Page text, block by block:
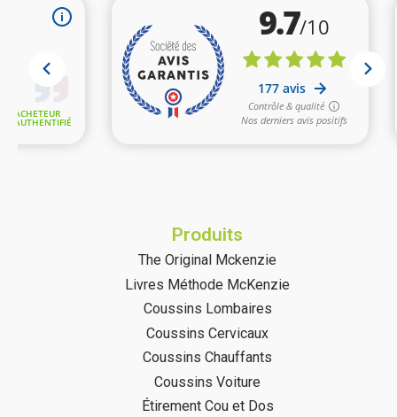
Produits
The Original Mckenzie
Livres Méthode McKenzie
Coussins Lombaires
Coussins Cervicaux
Coussins Chauffants
Coussins Voiture
Étirement Cou et Dos